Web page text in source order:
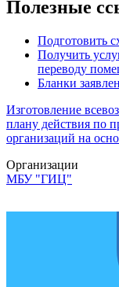
Полезные
Подготовить
Получить
переводу
Бланки
Изготовление
плану действия по
организаций на
Организации
МБУ "ГИЦ"